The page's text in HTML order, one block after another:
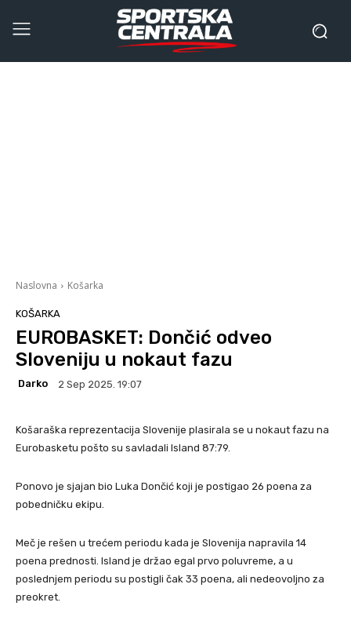
Naslovna Košarka
KOŠARKA
EUROBASKET: Dončić odveo
Sloveniju u nokaut fazu
Darko 2 Sep 2025. 19:07
Košaraška reprezentacija Slovenije plasirala se u nokaut fazu na
Eurobasketu pošto su savladali Island 87:79.
Ponovo je sjajan bio Luka Dončić koji je postigao 26 poena za
pobedničku ekipu.
Meč je rešen u trećem periodu kada je Slovenija napravila 14
poena prednosti. Island je držao egal prvo poluvreme, a u
poslednjem periodu su postigli čak 33 poena, ali nedeovoljno za
preokret.